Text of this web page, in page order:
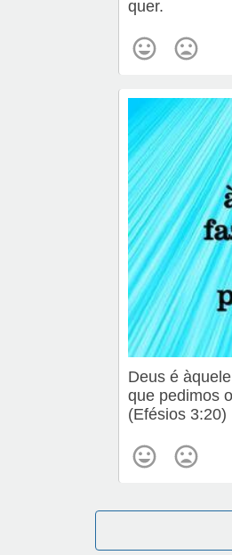
quer.
Deus é
que pedimos
(Efésios 3:20)